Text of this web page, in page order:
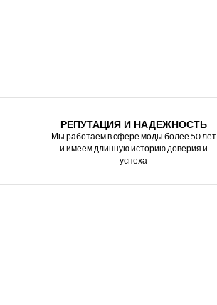
РЕПУТАЦИЯ И НАДЕЖНОСТЬ
Мы работаем в сфере моды более 50 лет
и имеем длинную историю доверия и
успеха